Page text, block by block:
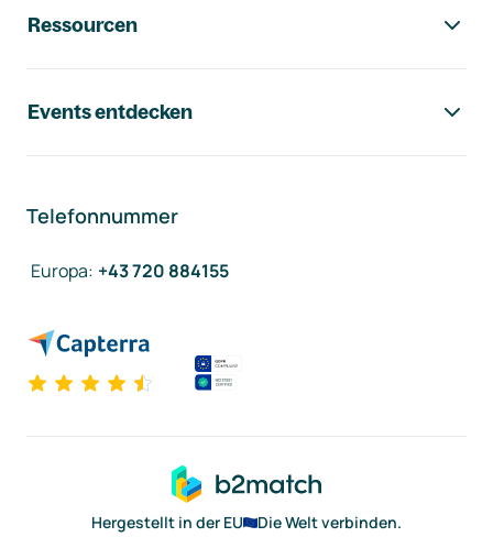
Ressourcen
Events entdecken
Telefonnummer
Europa: +43 720 884155
Hergestellt in der EU
Die Welt verbinden.